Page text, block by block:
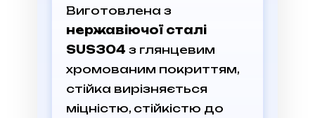
Виготовлена з
нержавіючої сталі
SUS304 з глянцевим
хромованим покриттям,
стійка вирізняється
міцністю, стійкістю до